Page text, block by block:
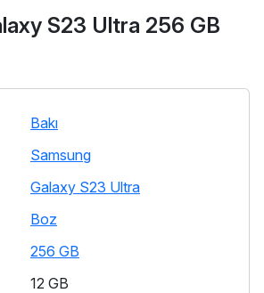
S23 Ultra 256 GB
Bakı
Samsung
Galaxy S23 Ultra
Boz
256 GB
12 GB